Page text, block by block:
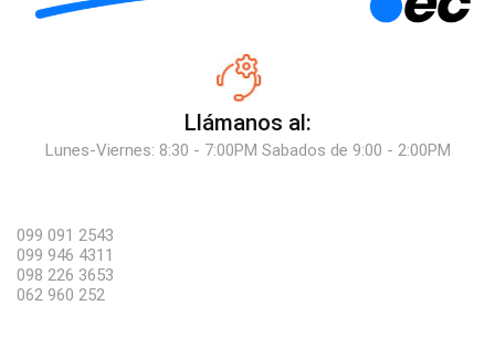
Llámanos al:
Lunes-Viernes: 8:30 - 7:00PM Sabados de 9:00 - 2:00PM
099 091 2543
099 946 4311
098 226 3653
062 960 252